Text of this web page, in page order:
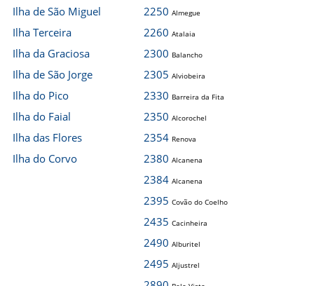
Ilha de São Miguel
Ilha Terceira
Ilha da Graciosa
Ilha de São Jorge
Ilha do Pico
Ilha do Faial
Ilha das Flores
Ilha do Corvo
2250 Almegue
2260 Atalaia
2300 Balancho
2305 Alviobeira
2330 Barreira da Fita
2350 Alcorochel
2354 Renova
2380 Alcanena
2384 Alcanena
2395 Covão do Coelho
2435 Cacinheira
2490 Alburitel
2495 Aljustrel